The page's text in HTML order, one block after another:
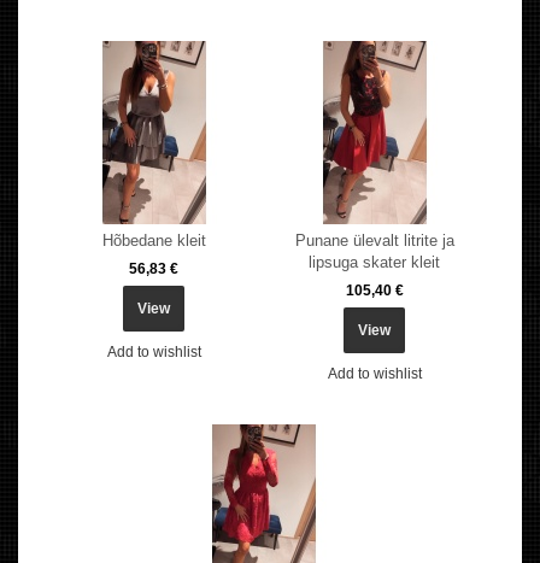
Hõbedane kleit
56,83 €
View
Add to wishlist
Punane ülevalt litrite ja
lipsuga skater kleit
105,40 €
View
Add to wishlist